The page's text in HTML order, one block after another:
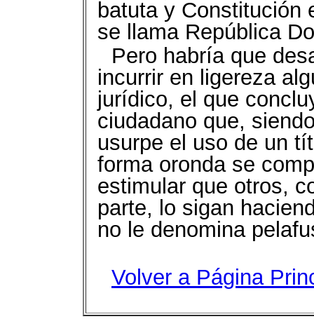
batuta y Constitución
se llama República
Pero habría que
incurrir en ligereza
jurídico, el que
ciudadano que,
usurpe el uso de un
forma oronda se
estimular que otros,
parte, lo sigan
no le denomina
Volver a Página